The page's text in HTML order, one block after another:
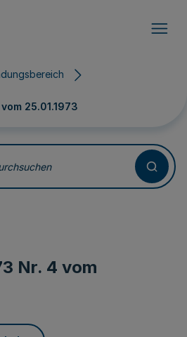
25.01.1973
Nr. 4 vom